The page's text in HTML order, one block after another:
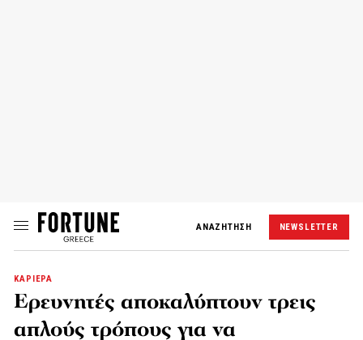
ΑΝΑΖΗΤΗΣΗ NEWSLETTER
ΚΑΡΙΕΡΑ
Ερευνητές αποκαλύπτουν τρεις
απλούς τρόπους για να